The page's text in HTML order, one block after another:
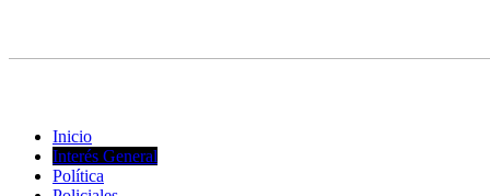
Inicio
Interés General
Política